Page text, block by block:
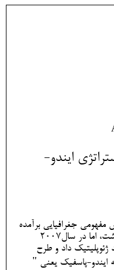
ایندو-
جغرافیایی برآمده
از تلفیق اقیانوس هند و اقیانوس آرام داشت، اما در سال2007
ژئوپلیتیک داد و طرح
ایندو-پاسفیک یعنی "